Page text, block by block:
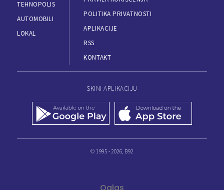
TEHNOPOLIS
AUTOMOBILI
LOKAL
POLITIKA PRIVATNOSTI
APLIKACIJE
RSS
KONTAKT
SKINI APLIKACIJU
© 1995 - 2026, B92